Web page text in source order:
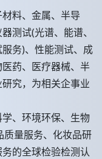
料、金属、半导
测试(光谱、能谱、
务)、性能测试、成
药、医疗器械、半
究，为相关企事业
、环境环保、生物
质量服务、化妆品研
的全球检验检测认